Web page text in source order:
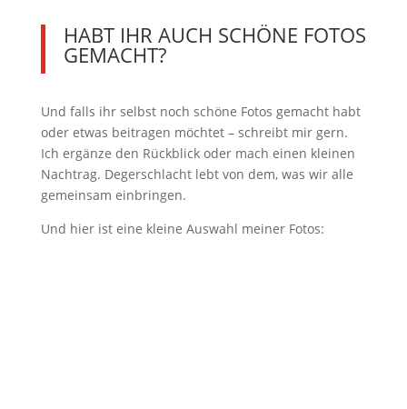
HABT IHR AUCH SCHÖNE FOTOS
GEMACHT?
Und falls ihr selbst noch schöne Fotos gemacht habt
oder etwas beitragen möchtet – schreibt mir gern.
Ich ergänze den Rückblick oder mach einen kleinen
Nachtrag. Degerschlacht lebt von dem, was wir alle
gemeinsam einbringen.
Und hier ist eine kleine Auswahl meiner Fotos: